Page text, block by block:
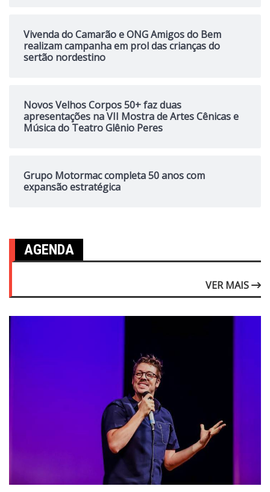
Vivenda do Camarão e ONG Amigos do Bem
realizam campanha em prol das crianças do
sertão nordestino
Novos Velhos Corpos 50+ faz duas
apresentações na VII Mostra de Artes Cênicas e
Música do Teatro Glênio Peres
Grupo Motormac completa 50 anos com
expansão estratégica
AGENDA
VER MAIS